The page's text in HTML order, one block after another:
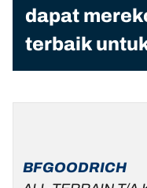
dapat
terbaik
BFGOODRICH